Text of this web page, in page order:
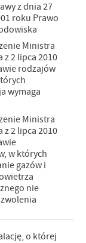
z dnia 27
roku Prawo
Ministra
z 2 lipca 2010
rodzajów
wymaga
Ministra
z 2 lipca 2010
w których
gazów i
nie
o której